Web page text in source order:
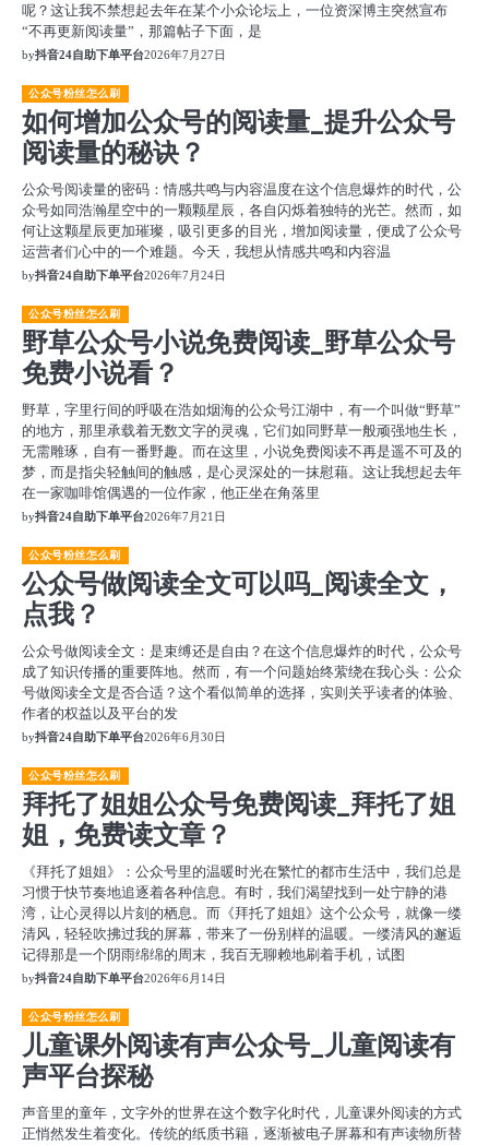
呢？这让我不禁想起去年在某个小众论坛上，一位资深博主突然宣布
“不再更新阅读量”，那篇帖子下面，是
by抖音24自助下单平台2026年7月27日
公众号粉丝怎么刷
如何增加公众号的阅读量_提升公众号
阅读量的秘诀？
公众号阅读量的密码：情感共鸣与内容温度在这个信息爆炸的时代，公
众号如同浩瀚星空中的一颗颗星辰，各自闪烁着独特的光芒。然而，如
何让这颗星辰更加璀璨，吸引更多的目光，增加阅读量，便成了公众号
运营者们心中的一个难题。今天，我想从情感共鸣和内容温
by抖音24自助下单平台2026年7月24日
公众号粉丝怎么刷
野草公众号小说免费阅读_野草公众号
免费小说看？
野草，字里行间的呼吸在浩如烟海的公众号江湖中，有一个叫做“野草”
的地方，那里承载着无数文字的灵魂，它们如同野草一般顽强地生长，
无需雕琢，自有一番野趣。而在这里，小说免费阅读不再是遥不可及的
梦，而是指尖轻触间的触感，是心灵深处的一抹慰藉。这让我想起去年
在一家咖啡馆偶遇的一位作家，他正坐在角落里
by抖音24自助下单平台2026年7月21日
公众号粉丝怎么刷
公众号做阅读全文可以吗_阅读全文，
点我？
公众号做阅读全文：是束缚还是自由？在这个信息爆炸的时代，公众号
成了知识传播的重要阵地。然而，有一个问题始终萦绕在我心头：公众
号做阅读全文是否合适？这个看似简单的选择，实则关乎读者的体验、
作者的权益以及平台的发
by抖音24自助下单平台2026年6月30日
公众号粉丝怎么刷
拜托了姐姐公众号免费阅读_拜托了姐
姐，免费读文章？
《拜托了姐姐》：公众号里的温暖时光在繁忙的都市生活中，我们总是
习惯于快节奏地追逐着各种信息。有时，我们渴望找到一处宁静的港
湾，让心灵得以片刻的栖息。而《拜托了姐姐》这个公众号，就像一缕
清风，轻轻吹拂过我的屏幕，带来了一份别样的温暖。一缕清风的邂逅
记得那是一个阴雨绵绵的周末，我百无聊赖地刷着手机，试图
by抖音24自助下单平台2026年6月14日
公众号粉丝怎么刷
儿童课外阅读有声公众号_儿童阅读有
声平台探秘
声音里的童年，文字外的世界在这个数字化时代，儿童课外阅读的方式
正悄然发生着变化。传统的纸质书籍，逐渐被电子屏幕和有声读物所替